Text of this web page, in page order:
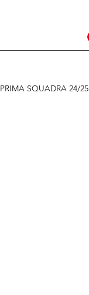
PRIMA SQUADRA 24/25